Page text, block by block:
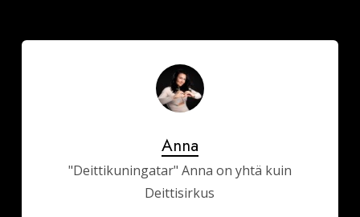
Anna
"Deittikuningatar" Anna on yhtä kuin
Deittisirkus